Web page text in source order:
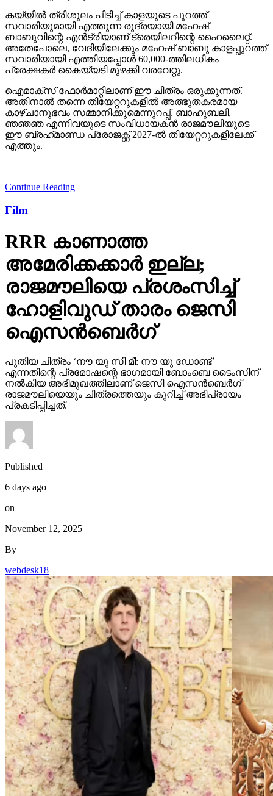
കയ്യില്‍ ത്രിശൂലം പിടിച്ച് കാളയുടെ പുറത്ത്
സവാരിയുമായി എത്തുന്ന രുദ്രയായി മഹേഷ്
ബാബുവിന്റെ എന്‍ട്രിയാണ് ട്രെയിലറിന്റെ ഹൈലൈറ്റ്.
അതേപോലെ, വേദിയിലേക്കും മഹേഷ് ബാബു കാളപ്പുറത്ത്
സവാരിയായി എത്തിയപ്പോള്‍ 60,000-ത്തിലധികം
പ്രേക്ഷകര്‍ കൈയ്യടി മുഴക്കി വരവേറ്റു.
ഐമാക്‌സ് ഫോര്‍മാറ്റിലാണ് ഈ ചിത്രം ഒരുക്കുന്നത്.
അതിനാല്‍ തന്നെ തിയേറ്ററുകളില്‍ അത്ഭുതകരമായ
കാഴ്ചാനുഭവം സമ്മാനിക്കുമെന്നുറപ്പ്. ബാഹുബലി,
ഞഞഞ എന്നിവയുടെ സംവിധായകന്‍ രാജമൗലിയുടെ
ഈ ബ്രഹ്‌മാണ്ഡ പ്രോജക്റ്റ് 2027-ല്‍ തിയേറ്ററുകളിലേക്ക്
എത്തും.
Continue Reading
Film
RRR കാണാത്ത
അമേരിക്കക്കാര്‍ ഇല്ല;
രാജമൗലിയെ പ്രശംസിച്ച്
ഹോളിവുഡ് താരം ജെസി
ഐസന്‍ബെര്‍ഗ്
പുതിയ ചിത്രം ‘നൗ യു സീ മീ: നൗ യു ഡോണ്ട്’
എന്നതിന്റെ പ്രമോഷന്റെ ഭാഗമായി ബോംബെ ടൈംസിന്
നല്‍കിയ അഭിമുഖത്തിലാണ് ജെസി ഐസന്‍ബെര്‍ഗ്
രാജമൗലിയെയും ചിത്രത്തെയും കുറിച്ച് അഭിപ്രായം
പ്രകടിപ്പിച്ചത്.
Published
6 days ago
on
November 12, 2025
By
webdesk18